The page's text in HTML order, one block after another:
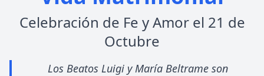
Celebración de Fe y Amor el 21 de
Octubre
Los Beatos Luigi y María Beltrame son